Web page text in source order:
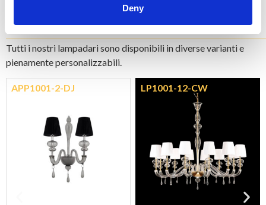
Deny
Modellidella collezione
Tutti i nostri lampadari sono disponibili in diverse varianti e
pienamente personalizzabili.
APP1001-2-DJ LP1001-12-CW